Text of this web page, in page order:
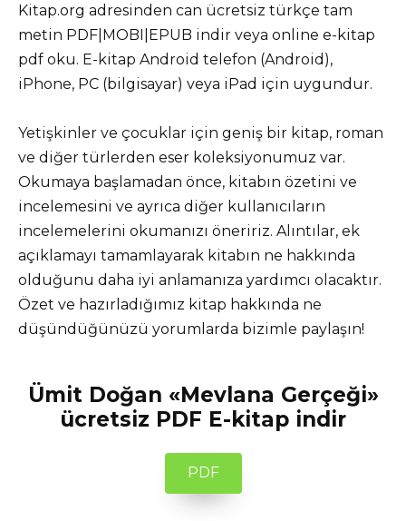
Kitap.org adresinden can ücretsiz türkçe tam
metin PDF|MOBI|EPUB indir veya online e-kitap
pdf oku. E-kitap Android telefon (Android),
iPhone, PC (bilgisayar) veya iPad için uygundur.
Yetişkinler ve çocuklar için geniş bir kitap, roman
ve diğer türlerden eser koleksiyonumuz var.
Okumaya başlamadan önce, kitabın özetini ve
incelemesini ve ayrıca diğer kullanıcıların
incelemelerini okumanızı öneririz. Alıntılar, ek
açıklamayı tamamlayarak kitabın ne hakkında
olduğunu daha iyi anlamanıza yardımcı olacaktır.
Özet ve hazırladığımız kitap hakkında ne
düşündüğünüzü yorumlarda bizimle paylaşın!
Ümit Doğan «Mevlana Gerçeği»
ücretsiz PDF E-kitap indir
PDF